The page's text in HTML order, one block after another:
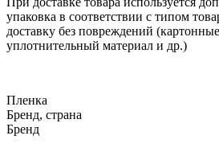
упаковка в соответствии с типом
доставку без повреждений
уплотнительный материал и др.)
Пленка
Бренд, страна
Бренд